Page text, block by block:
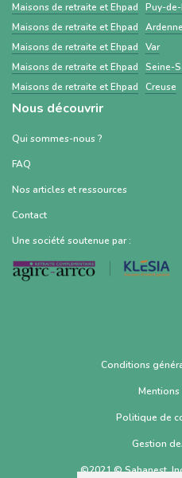
Maisons de retraite et Ehpad
Puy-
Maisons de retraite et Ehpad
Maisons de retraite et Ehpad
Var
Maisons de retraite et Ehpad
Seine-
Maisons de retraite et Ehpad
Creuse
Nous découvrir
Qui sommes-nous ?
FAQ
Nos articles et ressources
Contact
Une société soutenue par :
Conditions
Politique de
Gestion
©2021 © Sahanest,